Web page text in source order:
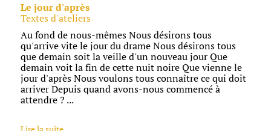
Le jour d'après
Textes d'ateliers
Au fond de nous-mêmes Nous désirons tous
qu'arrive vite le jour du drame Nous désirons tous
que demain soit la veille d'un nouveau jour Que
demain voit la fin de cette nuit noire Que vienne le
jour d'après Nous voulons tous connaître ce qui doit
arriver Depuis quand avons-nous commencé à
attendre ? ...